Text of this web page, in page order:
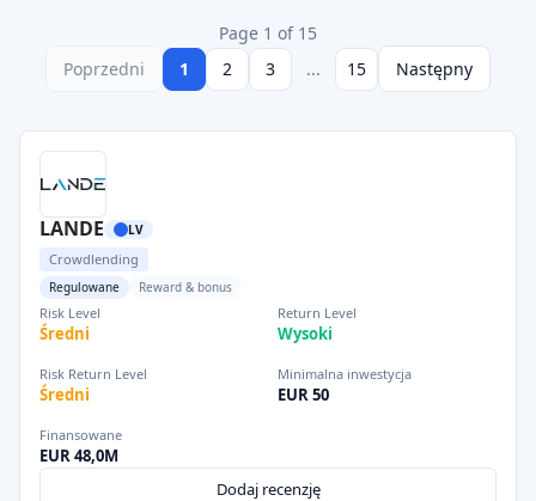
Page 1 of 15
Poprzedni
1 2 3 ... 15 Następny
LANDE LV
Crowdlending
Regulowane Reward & bonus
Risk Level
Średni
Return Level
Wysoki
Risk Return Level
Średni
Minimalna inwestycja
EUR 50
Finansowane
EUR 48,0M
Dodaj recenzję